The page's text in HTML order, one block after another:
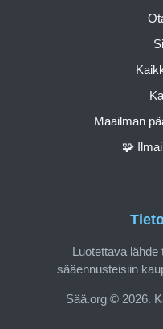
Luotettava lähde
sääennusteisiin
Sää.org © 2026.
Maailman
🧩